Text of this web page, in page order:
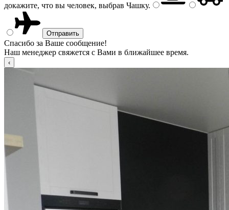
докажите, что вы человек, выбрав Чашку.
Спасибо за Ваше сообщение!
Наш менеджер свяжется с Вами в ближайшее время.